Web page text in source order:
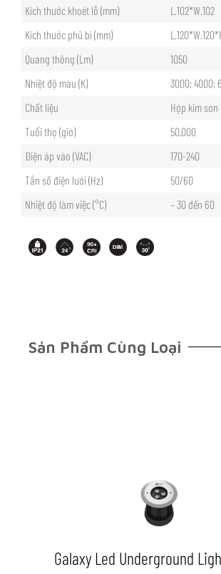
Kích thước khoét lỗ (mm)
L.102*W.102
Kích thước phủ bì (mm)
Quang thông (Lm)
1050
Nhiệt độ màu (K)
3000; 4000;
Chất liệu
Hợp kim
Tuổi thọ (giờ)
50.000
Điện áp vào (VAC)
170-240
Tần số điện lưới (Hz)
50/60
Nhiệt độ làm việc (°C)
– 30 đến 60
Sản Phẩm Cùng Loại
Galaxy Led Underground